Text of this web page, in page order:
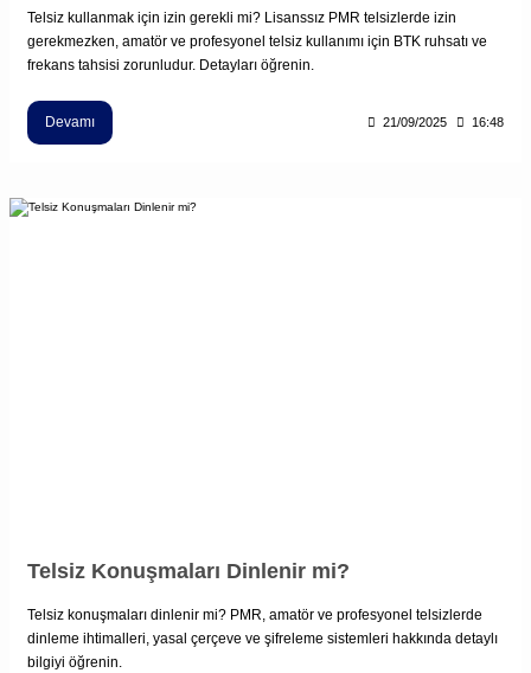
Telsiz kullanmak için izin gerekli mi? Lisanssız PMR telsizlerde izin
gerekmezken, amatör ve profesyonel telsiz kullanımı için BTK ruhsatı ve
frekans tahsisi zorunludur. Detayları öğrenin.
Devamı 21/09/2025 16:48
Telsiz Konuşmaları Dinlenir mi?
Telsiz konuşmaları dinlenir mi? PMR, amatör ve profesyonel telsizlerde
dinleme ihtimalleri, yasal çerçeve ve şifreleme sistemleri hakkında detaylı
bilgiyi öğrenin.